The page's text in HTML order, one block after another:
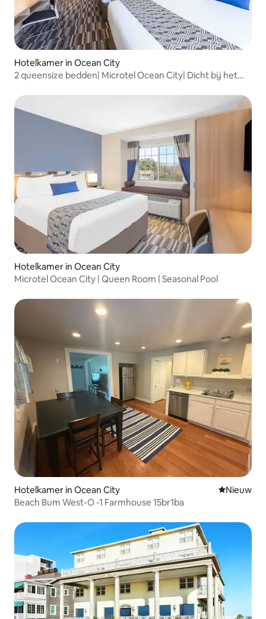
Hotelkamer in Ocean City
2 queensize bedden| Microtel Ocean City| Dicht bij het
Hotelkamer in Ocean City
Microtel Ocean City | Queen Room | Seasonal Pool
Hotelkamer in Ocean City Nieuwe
Nieuw
Beach Bum West-O -1 Farmhouse 15br1ba